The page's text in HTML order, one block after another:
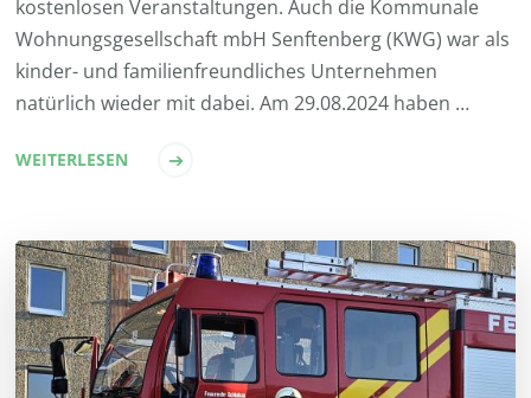
kostenlosen Veranstaltungen. Auch die Kommunale
Wohnungsgesellschaft mbH Senftenberg (KWG) war als
kinder- und familienfreundliches Unternehmen
natürlich wieder mit dabei. Am 29.08.2024 haben …
WEITERLESEN